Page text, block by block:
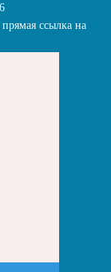
ссылка на